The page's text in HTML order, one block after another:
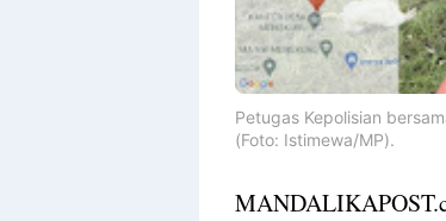
Petugas Kepolisian
(Foto: Istimewa/MP).